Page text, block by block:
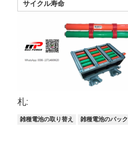
サイクル寿命
札:
雑種電池の取り替え 雑種電池のパック